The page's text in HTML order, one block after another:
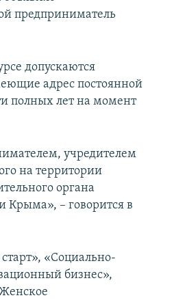
предприниматель
допускаются
адрес постоянной
полных лет на момент
учредителем
на территории
органа
Крыма», – говорится в
«Социально-
бизнес»,